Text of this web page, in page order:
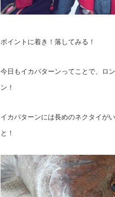
ポイントに着き！落してみる！
今日もイカパターンってことで、ロ
ン！
イカパターンには長めのネクタイが
と！